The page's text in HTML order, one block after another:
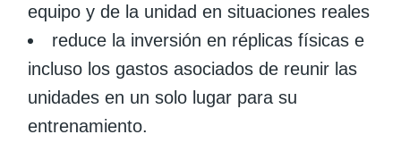
equipo y de la unidad en situaciones reales
reduce la inversión en réplicas físicas e
incluso los gastos asociados de reunir las
unidades en un solo lugar para su
entrenamiento.